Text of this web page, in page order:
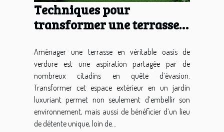
Techniques pour
transformer une terrasse
Aménager une terrasse en véritable oasis de
verdure est une aspiration partagée par de
nombreux citadins en quête d’évasion.
Transformer cet espace extérieur en un jardin
luxuriant permet non seulement d’embellir son
environnement, mais aussi de bénéficier d’un lieu
de détente unique, loin de...